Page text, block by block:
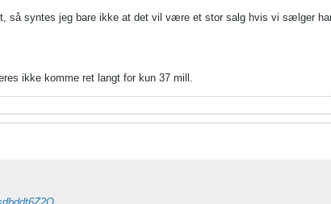
så syntes jeg bare ikke at det vil være et stor salg hvis vi sælger
ikke komme ret langt for kun 37 mill.